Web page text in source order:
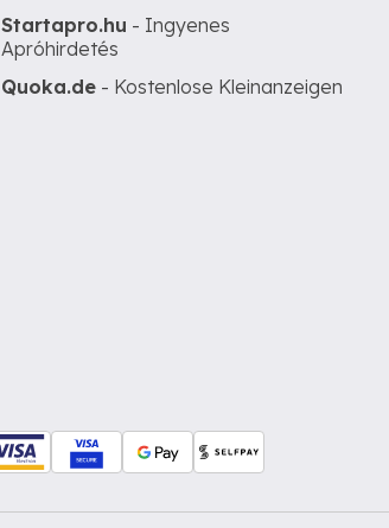
Startapro.hu - Ingyenes
Apróhirdetés
Quoka.de - Kostenlose Kleinanzeigen